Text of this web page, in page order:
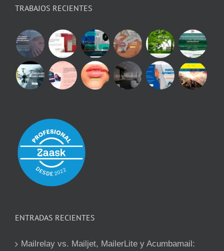
TRABAJOS RECIENTES
ENTRADAS RECIENTES
Mailrelay vs. Mailjet, MailerLite y Acumbamail: